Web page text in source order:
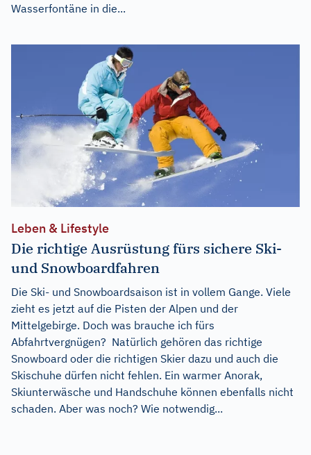
Wasserfontäne in die...
Leben & Lifestyle
Die richtige Ausrüstung fürs sichere Ski-
und Snowboardfahren
Die Ski- und Snowboardsaison ist in vollem Gange. Viele
zieht es jetzt auf die Pisten der Alpen und der
Mittelgebirge. Doch was brauche ich fürs
Abfahrtvergnügen? Natürlich gehören das richtige
Snowboard oder die richtigen Skier dazu und auch die
Skischuhe dürfen nicht fehlen. Ein warmer Anorak,
Skiunterwäsche und Handschuhe können ebenfalls nicht
schaden. Aber was noch? Wie notwendig...